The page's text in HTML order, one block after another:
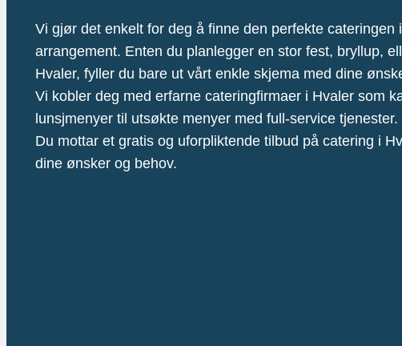
Vi gjør det enkelt for deg å finne den perfekte cateringen
arrangement. Enten du planlegger en stor fest, bryllup,
Hvaler, fyller du bare ut vårt enkle skjema med dine
Vi kobler deg med erfarne cateringfirmaer i Hvaler som
lunsjmenyer til utsøkte menyer med full-service tjenester.
Du mottar et gratis og uforpliktende tilbud på catering i
dine ønsker og behov.